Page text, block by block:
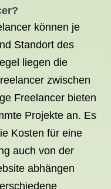
?
können je
Standort des
liegen die
zwischen
Freelancer bieten
Projekte an. Es
Kosten für eine
auch von der
abhängen